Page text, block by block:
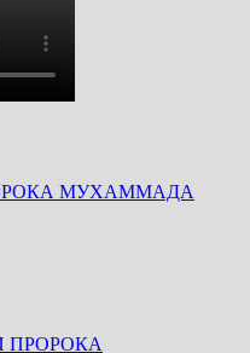
МУХАММАДА